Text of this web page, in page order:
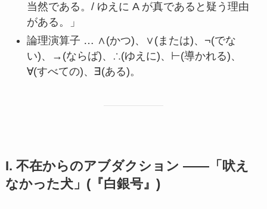
当然である。/ ゆえに A が真であると疑う理由
がある。」
論理演算子 … ∧(かつ)、∨(または)、¬(でな
い)、→(ならば)、∴(ゆえに)、⊢(導かれる)、
∀(すべての)、∃(ある)。
I. 不在からのアブダクション ——「吠え
なかった犬」(『白銀号』)